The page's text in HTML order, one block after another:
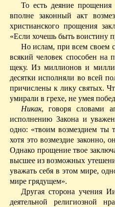
То есть деяние
вполне законный акт
христианского прощения
«Если хочешь быть воистину
Но ислам, при всем своем
всякий человек способен на
щеку. Из миллионов и
десятки исполняли во всей
причислены к лику святых.
умирали в грехе, не умея
Никак, говоря словами
исполнению Закона и
одно: «твоим возмездием ты
хотя это возмездие законно,
Однако прощение твое
высшее из возможных
уважать себя в этом мире,
мире грядущем».
Другая сторона учения
деятельной религиозной